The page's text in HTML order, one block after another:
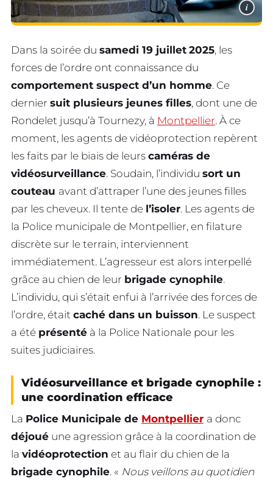
i
Dans la soirée du samedi 19 juillet 2025, les
forces de l’ordre ont connaissance du
comportement suspect d’un homme. Ce
dernier suit plusieurs jeunes filles, dont une de
Rondelet jusqu’à Tournezy, à Montpellier. À ce
moment, les agents de vidéoprotection repèrent
les faits par le biais de leurs caméras de
vidéosurveillance. Soudain, l’individu sort un
couteau avant d’attraper l’une des jeunes filles
par les cheveux. Il tente de l’isoler. Les agents de
la Police municipale de Montpellier, en filature
discrète sur le terrain, interviennent
immédiatement. L’agresseur est alors interpellé
grâce au chien de leur brigade cynophile.
L’individu, qui s’était enfui à l’arrivée des forces de
l’ordre, était caché dans un buisson. Le suspect
a été présenté à la Police Nationale pour les
suites judiciaires.
Vidéosurveillance et brigade cynophile :
une coordination efficace
La Police Municipale de Montpellier a donc
déjoué une agression grâce à la coordination de
la vidéoprotection et au flair du chien de la
brigade cynophile. « Nous veillons au quotidien